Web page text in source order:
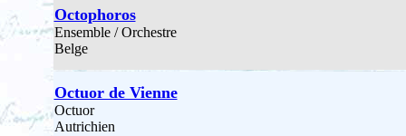
Octophoros
Ensemble / Orchestre
Belge
Octuor de Vienne
Octuor
Autrichien